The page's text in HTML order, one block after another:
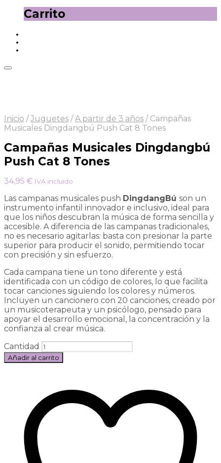
Carrito
Inicio / Juguetes / A partir de 3 años / Campañas
Musicales Dingdangbú Push Cat 8 Tones
Campañas Musicales Dingdangbú
Push Cat 8 Tones
34,95 € IVA incluido
Las campanas musicales push DingdangBú son un
instrumento infantil innovador e inclusivo, ideal para
que los niños descubran la música de forma sencilla y
accesible. A diferencia de las campanas tradicionales,
no es necesario agitarlas: basta con presionar la parte
superior para producir el sonido, permitiendo tocar
con precisión y sin esfuerzo.
Cada campana tiene un tono diferente y está
identificada con un código de colores, lo que facilita
tocar canciones siguiendo los colores y números.
Incluyen un cancionero con 20 canciones, creado por
un musicoterapeuta y un psicólogo, pensado para
apoyar el desarrollo emocional, la concentración y la
confianza al crear música.
Cantidad
Añadir al carrito